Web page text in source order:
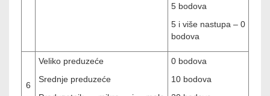
5 bodova
5 i više nastupa – 0
bodova
6
Veliko preduzeće
Srednje preduzeće
0 bodova
10 bodova